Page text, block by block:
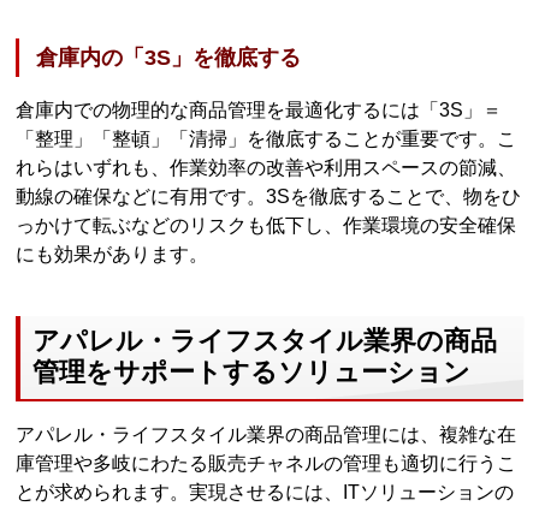
倉庫内の「3S」を徹底する
倉庫内での物理的な商品管理を最適化するには「3S」＝
「整理」「整頓」「清掃」を徹底することが重要です。こ
れらはいずれも、作業効率の改善や利用スペースの節減、
動線の確保などに有用です。3Sを徹底することで、物をひ
っかけて転ぶなどのリスクも低下し、作業環境の安全確保
にも効果があります。
アパレル・ライフスタイル業界の商品
管理をサポートするソリューション
アパレル・ライフスタイル業界の商品管理には、複雑な在
庫管理や多岐にわたる販売チャネルの管理も適切に行うこ
とが求められます。実現させるには、ITソリューションの